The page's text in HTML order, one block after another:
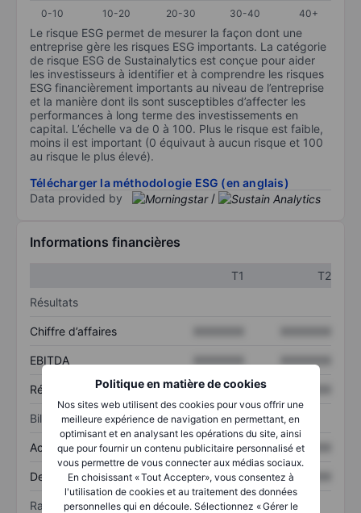
Politique en matière de cookies
Nos sites web utilisent des cookies pour vous offrir une
meilleure expérience de navigation en permettant, en
optimisant et en analysant les opérations du site, ainsi
que pour fournir un contenu publicitaire personnalisé et
vous permettre de vous connecter aux médias sociaux.
En choisissant « Tout Accepter», vous consentez à
l'utilisation de cookies et au traitement des données
personnelles qui en découle. Sélectionnez « Gérer le
0-10
10-20 20-30 30-40 40+
Le risque ESG permet de mesurer la façon dont une
entreprise gère les risques ESG importants. La catégorie
de risque ESG de Sustainalytics est conçue pour aider
les investisseurs à identifier et à comprendre les risques
ESG financièrement importants au niveau de l’entreprise
et la manière dont ils sont susceptibles d’affecter les
performances à long terme des investissements en
capital. L’échelle va de 0 à 100. Plus le risque est faible,
moins il est important (0 équivaut à aucun risque et 100
au risque le plus élevé).
Télécharger la méthodologie ESG (en anglais)
Data provided by
/
Informations financières
T1
T2
Résultats
Chiffre d’affaires
EBITDA
Résultat net XXXXXXX
Bilan
Actif total XXXXXXX XXXXXXX
Dette totale XXXXXXX XXXXXXX
Ratios